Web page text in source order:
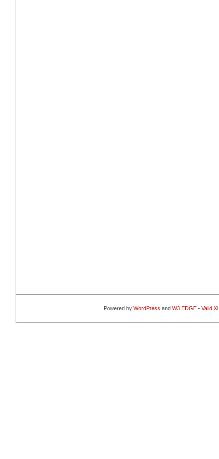
Powered by WordPress and W3 EDGE• Valid